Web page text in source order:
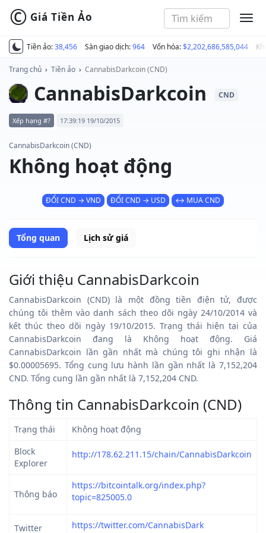
Tiền ảo:38,456 Sàn giao dịch:964 Vốn hóa:$2,202,686,585,044
© Giá Tiền Ảo
Trang chủ › Tiền ảo › CannabisDarkcoin (CND)
CannabisDarkcoin CND
Xếp hạng #? 17:39:19 19/10/2015
CannabisDarkcoin (CND)
Không hoạt động
ĐỔI CND → VND ĐỔI CND → USD ↔ MUA CND
Tổng quan Lịch sử giá
Giới thiệu CannabisDarkcoin
CannabisDarkcoin (CND) là một đồng tiền điện tử, được
chúng tôi thêm vào danh sách theo dõi ngày 24/10/2014 và
kết thúc theo dõi ngày 19/10/2015. Trạng thái hiện tại của
CannabisDarkcoin đang là Không hoạt động. Giá
CannabisDarkcoin lần gần nhất mà chúng tôi ghi nhận là
$0.00005695. Tổng cung lưu hành lần gần nhất là 7,152,204
CND. Tổng cung lần gần nhất là 7,152,204 CND.
Thông tin CannabisDarkcoin (CND)
Trạng thái
Không hoạt động
Block
Explorer
http://178.62.211.15/chain/CannabisDarkcoin
Thông báo
https://bitcointalk.org/index.php?
topic=825005.0
Twitter https://twitter.com/CannabisDark